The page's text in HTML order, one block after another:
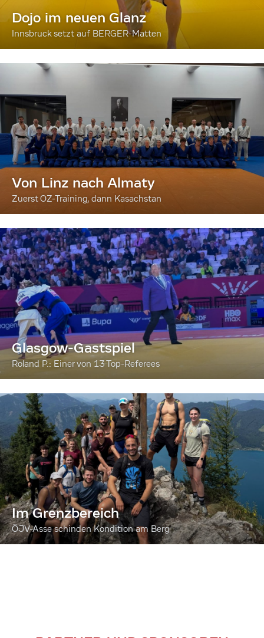
Dojo im neuen Glanz
Innsbruck setzt auf BERGER-Matten
Von Linz nach Almaty
Zuerst OZ-Training, dann Kasachstan
Glasgow-Gastspiel
Roland P.: Einer von 13 Top-Referees
Im Grenzbereich
ÖJV-Asse schinden Kondition am Berg